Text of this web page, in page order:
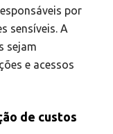
por
sensíveis. A
sejam
e acessos
de custos